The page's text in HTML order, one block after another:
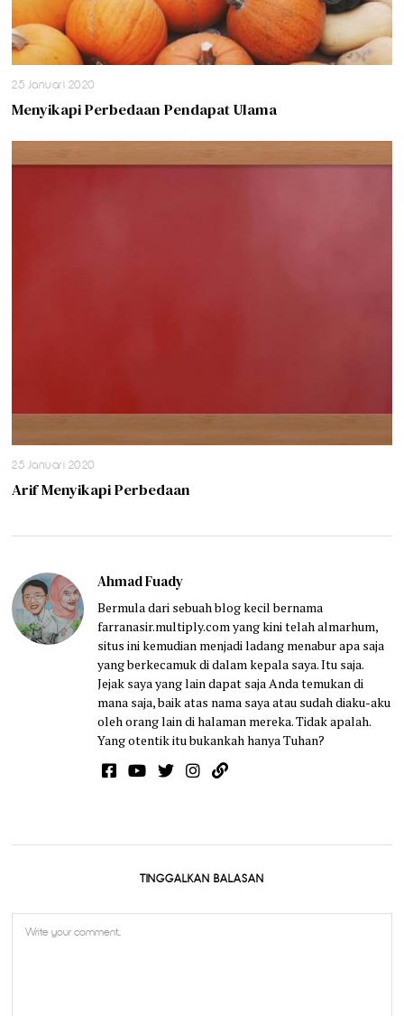
25 Januari 2020
Menyikapi Perbedaan Pendapat Ulama
25 Januari 2020
Arif Menyikapi Perbedaan
Ahmad Fuady
Bermula dari sebuah blog kecil bernama
farranasir.multiply.com yang kini telah almarhum,
situs ini kemudian menjadi ladang menabur apa saja
yang berkecamuk di dalam kepala saya. Itu saja.
Jejak saya yang lain dapat saja Anda temukan di
mana saja, baik atas nama saya atau sudah diaku-aku
oleh orang lain di halaman mereka. Tidak apalah.
Yang otentik itu bukankah hanya Tuhan?
TINGGALKAN BALASAN